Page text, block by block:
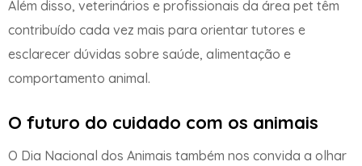
Além disso, veterinários e profissionais da área pet têm
contribuído cada vez mais para orientar tutores e
esclarecer dúvidas sobre saúde, alimentação e
comportamento animal.
O futuro do cuidado com os animais
O Dia Nacional dos Animais também nos convida a olhar